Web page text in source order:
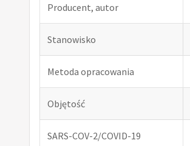
Producent, autor
Stanowisko
Metoda opracowania
Objętość
SARS-COV-2/COVID-19